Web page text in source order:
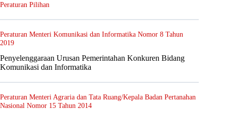
Peraturan Pilihan
Peraturan Menteri Komunikasi dan Informatika Nomor 8 Tahun
2019
Penyelenggaraan Urusan Pemerintahan Konkuren Bidang
Komunikasi dan Informatika
Peraturan Menteri Agraria dan Tata Ruang/Kepala Badan Pertanahan
Nasional Nomor 15 Tahun 2014